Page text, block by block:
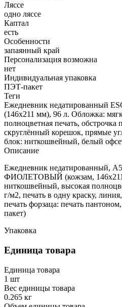
Ляссе
одно ляссе
Каптал
есть
Особенности
запаянный край
Персонализация возможна
нет
Индивидуальная упаковка
ПЭТ-пакет
Теги
Ежедневник недатированный
(146х211 мм), 96 л. Обложка:
полноцветная печать, обстрочка
скруглённый корешок, прямые
блок: ниткошвейный, белый
Описание
Ежедневник недатированный,
ФИОЛЕТОВЫЙ (кожзам, 146х211
ниткошвейный, высокая
г/м2, печать в одну краску,
печать форзаца: печать
пакет)
Упаковка
Единица товара
Единица товара
1 шт
Вес единицы товара
0.265 кг